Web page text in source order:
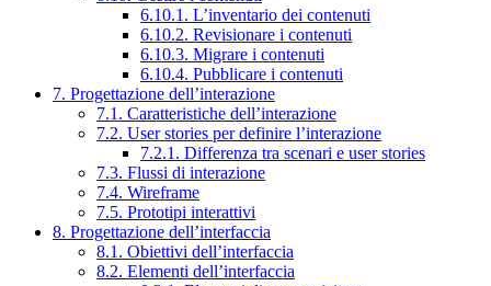
6.10.1. L’inventario dei contenuti
6.10.2. Revisionare i contenuti
6.10.3. Migrare i contenuti
6.10.4. Pubblicare i contenuti
7. Progettazione dell’interazione
7.1. Caratteristiche dell’interazione
7.2. User stories per definire l’interazione
7.2.1. Differenza tra scenari e user stories
7.3. Flussi di interazione
7.4. Wireframe
7.5. Prototipi interattivi
8. Progettazione dell’interfaccia
8.1. Obiettivi dell’interfaccia
8.2. Elementi dell’interfaccia